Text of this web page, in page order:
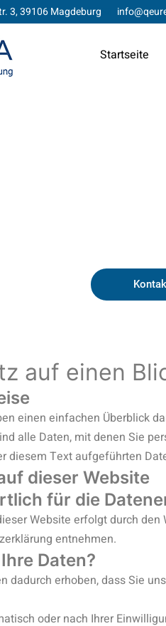
3, 39106 Magdeburg​​
Startseite
auf einen
einen einfachen Überblick
alle Daten, mit denen Sie
diesem Text aufgeführten
dieser Website
für die
Website erfolgt durch
entnehmen.
Daten?
dadurch erhoben, dass Sie
oder nach Ihrer